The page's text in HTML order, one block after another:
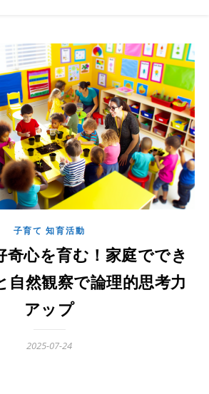
子育て 知育活動
奇心を育む！家庭ででき
自然観察で論理的思考力
アップ
2025-07-24